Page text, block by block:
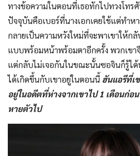
ทางข้อความในตอนที่เธอทักไปทวงโทร
ปัจจุบันคือเบอร์ที่นางเอกเคยใช้แต่ทำห
กลายเป็นความหวังใหม่ที่จะพาเขาให้ก
แบบพร้อมหน้าพร้อมตาอีกครั้ง พวกเขา
แต่กลับไม่เจอกันในขณะนั้นซอจินก็รู้ได้
ได้เกิดขึ้นกับเขาอยู่ในตอนนี้ ฮันแอรีที่เ
อยู่ในอดีตที่ห่างจากเขาไป 1 เดือนก่อ
หายตัวไป